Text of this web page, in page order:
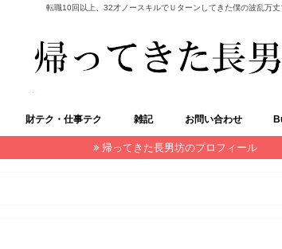
転職10回以上、32才ノースキルでＵターンしてきた僕の波乱万丈
財テク・仕事テク 雑記
モテ方
まとめ
書評
日々の気づき
ビジュアル系
妊活・育児
ブログ
スマホアプリ
ＰＣ・スマホ周辺機器
お問い合わせ
帰ってきた長男坊のプロフィール